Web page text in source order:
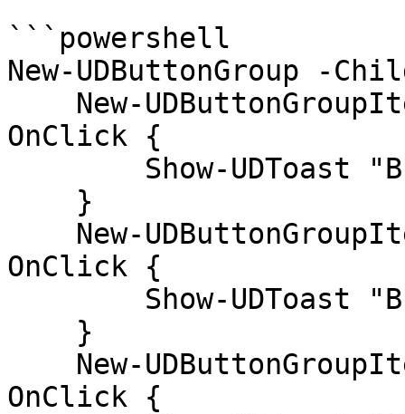
```powershell
New-UDButtonGroup -
OnClick {
OnClick {
OnClick {